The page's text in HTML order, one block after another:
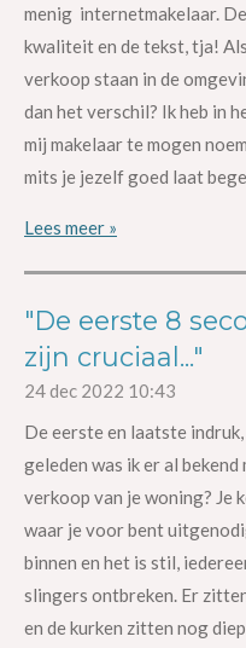
menig internetmakelaar.
kwaliteit en de tekst, tja!
verkoop staan in de
dan het verschil? Ik heb in
mij makelaar te mogen
mits je jezelf goed laat
Lees meer »
"De eerste 8
zijn cruciaal..."
24 dec 2022 10:43
De eerste en laatste
geleden was ik er al
verkoop van je woning? Je
waar je voor bent
binnen en het is stil,
slingers ontbreken. Er
en de kurken zitten nog